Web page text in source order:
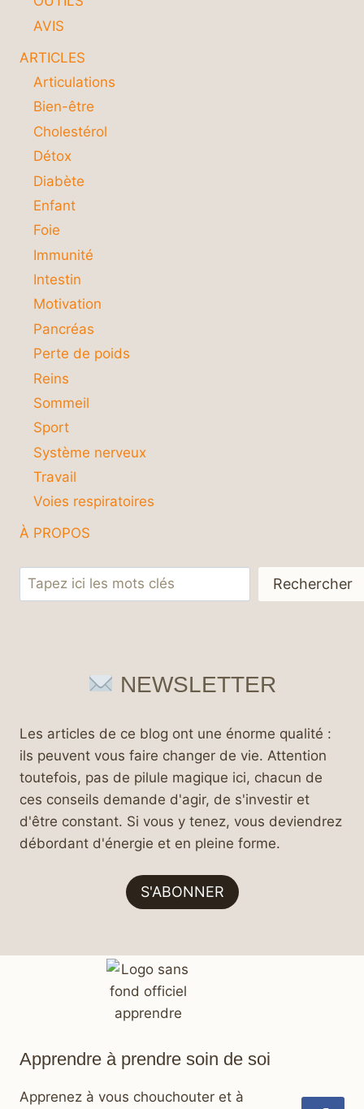
AVIS
ARTICLES
Articulations
Bien-être
Cholestérol
Détox
Diabète
Enfant
Foie
Immunité
Intestin
Motivation
Pancréas
Perte de poids
Reins
Sommeil
Sport
Système nerveux
Travail
Voies respiratoires
À PROPOS
Rechercher Rechercher
NEWSLETTER
Les articles de ce blog ont une énorme qualité :
ils peuvent vous faire changer de vie. Attention
toutefois, pas de pilule magique ici, chacun de
ces conseils demande d'agir, de s'investir et
d'être constant. Si vous y tenez, vous deviendrez
débordant d'énergie et en pleine forme.
S'ABONNER
Apprendre à prendre soin de soi
Apprenez à vous chouchouter et à